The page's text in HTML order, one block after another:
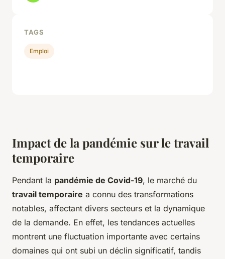
Impact de la pandémie sur le travail
temporaire
Pendant la pandémie de Covid-19, le marché du
travail temporaire a connu des transformations
notables, affectant divers secteurs et la dynamique
de la demande. En effet, les tendances actuelles
montrent une fluctuation importante avec certains
domaines qui ont subi un déclin significatif, tandis
TAGS
Emploi